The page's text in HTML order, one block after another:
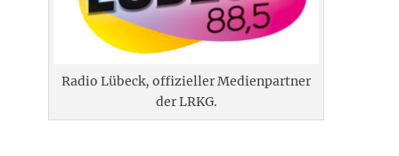
Radio Lübeck, offizieller Medienpartner
der LRKG.